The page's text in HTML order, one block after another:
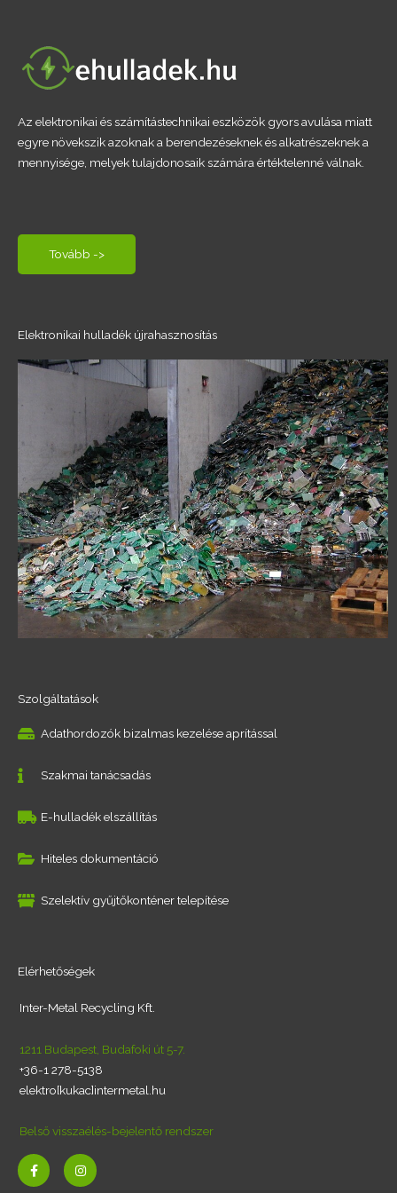
Az elektronikai és számítástechnikai eszközök gyors avulása miatt
egyre növekszik azoknak a berendezéseknek és alkatrészeknek a
mennyisége, melyek tulajdonosaik számára értéktelenné válnak.
Tovább ->
Elektronikai hulladék újrahasznosítás
Szolgáltatások
Adathordozók bizalmas kezelése aprítással
Szakmai tanácsadás
E-hulladék elszállítás
Hiteles dokumentáció
Szelektív gyűjtőkonténer telepítése
Elérhetőségek
Inter-Metal Recycling Kft.
1211 Budapest, Budafoki út 5-7.
+36-1 278-5138
elektro[kukac]intermetal.hu
Belső visszaélés-bejelentő rendszer
F I